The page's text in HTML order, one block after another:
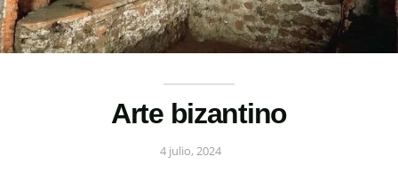
Arte bizantino
4 julio, 2024